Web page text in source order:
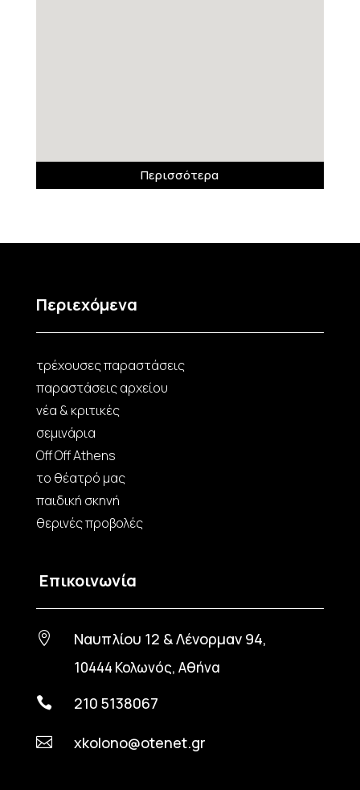
Περισσότερα
Περιεχόμενα
τρέχουσες παραστάσεις
παραστάσεις αρχείου
νέα & κριτικές
σεμινάρια
Off Off Athens
το θέατρό μας
παιδική σκηνή
θερινές προβολές
Επικοινωνία
 Ναυπλίου 12 & Λένορμαν 94,
10444 Κολωνός, Αθήνα
 210 5138067
 xkolono@otenet.gr